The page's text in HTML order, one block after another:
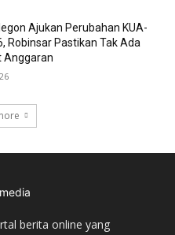
Ajukan Perubahan KUA-
Robinsar Pastikan Tak Ada
Anggaran
berita online yang